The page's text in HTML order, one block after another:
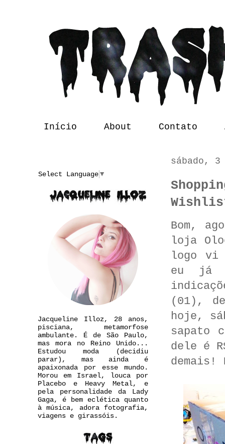
Início About Contato
sábado, 3
Bom,
loja
logo vi
eu já
(01),
hoje,
sapato
dele é
Select Language▼
Jacqueline Illoz, 28 anos,
pisciana, metamorfose
ambulante. É de São Paulo,
mas mora no Reino Unido...
Estudou moda (decidiu
parar), mas ainda é
apaixonada por esse mundo.
Morou em Israel, louca por
Placebo e Heavy Metal, e
pela personalidade da Lady
Gaga, é bem eclética quanto
à música, adora fotografia,
viagens e girassóis.